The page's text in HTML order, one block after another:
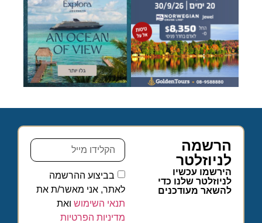
הרשמה
לניוזלטר
הירשמו עכשיו
לניוזלטר שלנו כדי
להשאר מעודכנים
בביצוע ההרשמה
לאתר, אני מאשר/ת את
תנאי השימוש ואת
מדיניות הפרטיות